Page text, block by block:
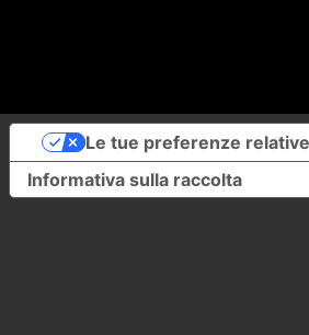
Informativa sulla raccolta
Le tue preferenze